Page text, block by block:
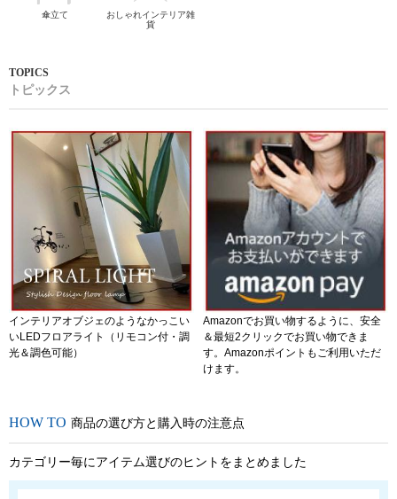
傘立て
おしゃれインテリア雑
貨
トピックス
インテリアオブジェのようなかっこい
いLEDフロアライト（リモコン付・調
光＆調色可能）
Amazonでお買い物するように、安全
＆最短2クリックでお買い物できま
す。Amazonポイントもご利用いただ
けます。
商品の選び方と購入時の注意点
カテゴリー毎にアイテム選びのヒントをまとめました